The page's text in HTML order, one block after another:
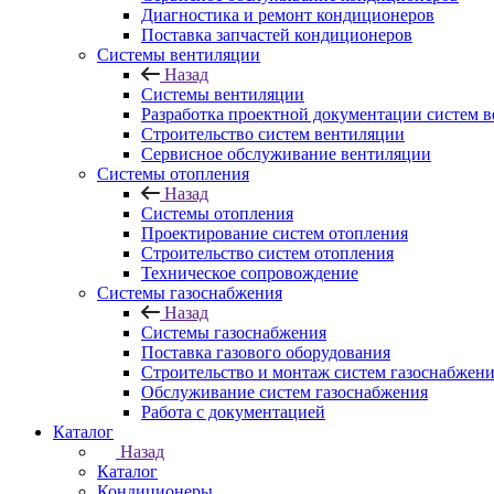
Диагностика и ремонт кондиционеров
Поставка запчастей кондиционеров
Системы вентиляции
Назад
Системы вентиляции
Разработка проектной документации систем
Строительство систем вентиляции
Сервисное обслуживание вентиляции
Системы отопления
Назад
Системы отопления
Проектирование систем отопления
Строительство систем отопления
Техническое сопровождение
Системы газоснабжения
Назад
Системы газоснабжения
Поставка газового оборудования
Строительство и монтаж систем
Обслуживание систем газоснабжения
Работа с документацией
Каталог
Назад
Каталог